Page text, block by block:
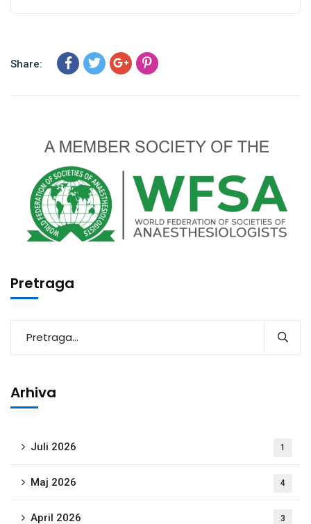
Share:
Pretraga
Arhiva
Juli 2026 1
Maj 2026 4
April 2026 3